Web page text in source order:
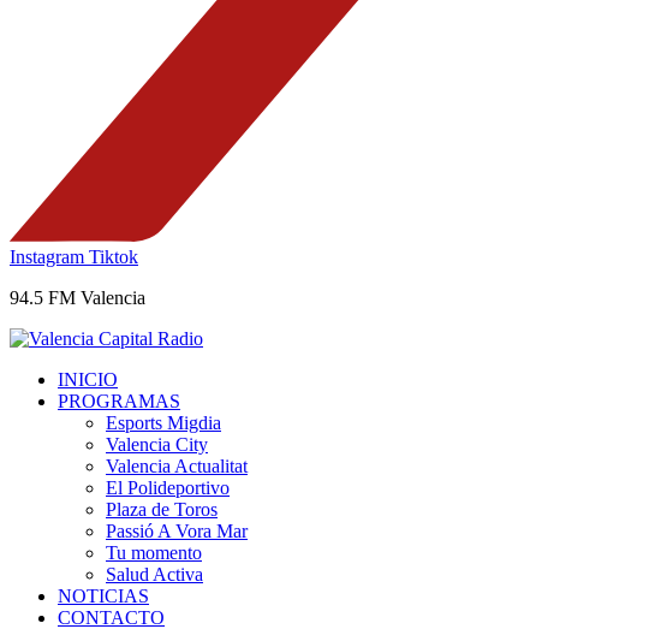
Instagram Tiktok
94.5 FM Valencia
INICIO
PROGRAMAS
Esports Migdia
Valencia City
Valencia Actualitat
El Polideportivo
Plaza de Toros
Passió A Vora Mar
Tu momento
Salud Activa
NOTICIAS
CONTACTO